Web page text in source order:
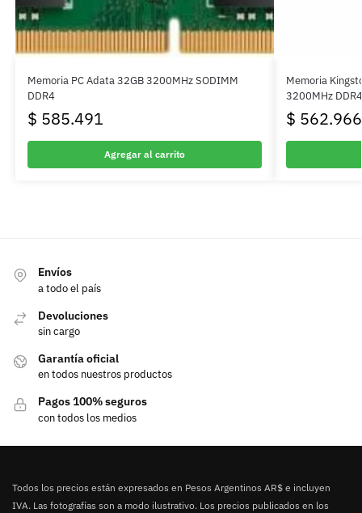
Memoria PC Adata 32GB 3200MHz SODIMM
DDR4
$ 585.491
Agregar al carrito
Memoria
3200MHz DDR4
$ 562.966
Envíos
a todo el país
Devoluciones
sin cargo
Garantía oficial
en todos nuestros productos
Pagos 100% seguros
con todos los medios
Todos los precios están expresados en Pesos Argentinos AR$ e incluyen
IVA. Las fotografías son a modo ilustrativo. Los precios publicados en los